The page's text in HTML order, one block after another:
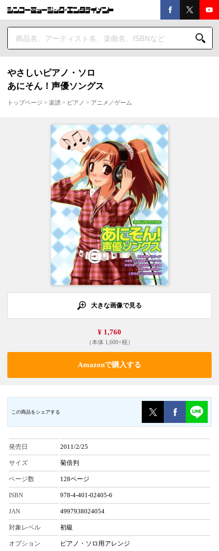
やさしいピアノ・ソロ
あにそん！声優ソングス
トップページ > 楽譜 > ピアノ > アニメ／ゲーム
大きな画像で見る
¥ 1,760
（本体 1,600+税）
Amazonで購入する
この商品をシェアする
発売日 2011/2/25
サイズ 菊倍判
ページ数 128ページ
ISBN 978-4-401-02405-6
JAN 4997938024054
対象レベル 初級
オプション ピアノ・ソロ用アレンジ